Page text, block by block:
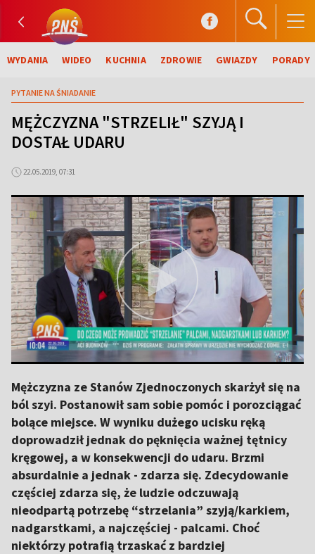
WYDANIA WIDEO KUCHNIA ZDROWIE GWIAZDY PORADY
PYTANIE NA ŚNIADANIE
MĘŻCZYZNA "STRZELIŁ" SZYJĄ I
DOSTAŁ UDARU
22.05.2019, 07:31
Mężczyzna ze Stanów Zjednoczonych skarżył się na
ból szyi. Postanowił sam sobie pomóc i porozciągać
bolące miejsce. W wyniku dużego ucisku ręką
doprowadził jednak do pęknięcia ważnej tętnicy
kręgowej, a w konsekwencji do udaru. Brzmi
absurdalnie a jednak - zdarza się. Zdecydowanie
częściej zdarza się, że ludzie odczuwają
nieodpartą potrzebę “strzelania” szyją/karkiem,
nadgarstkami, a najczęściej - palcami. Choć
niektórzy potrafią trzaskać z bardziej